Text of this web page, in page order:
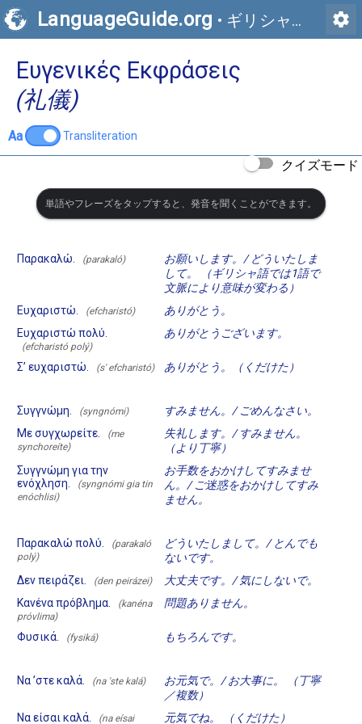
LanguageGuide.org • ギリシャ語の視覚語彙 settings
Ευγενικές Εκφράσεις
(礼儀)
クイズモード
Aa Transliteration
単語やフレーズをタップすると、発音を聞くことができます。
Παρακαλώ. (parakaló)
お願いします。/ どういたしま
して。 （ギリシャ語では1語で
文脈により意味が変わる）
Ευχαριστώ.
(efcharistó)
ありがとう。
Ευχαριστώ πολύ.
(efcharistó polý)
ありがとうございます。
Σ’ ευχαριστώ. (s' efcharistó) ありがとう。（くだけた）
Συγγνώμη. (syngnómi)
すみません。/ ごめんなさい。
Με συγχωρείτε.
(me
synchoreíte)
失礼します。/ すみません。
（より丁寧）
Συγγνώμη για την
ενόχληση.
(syngnómi gia tin
enóchlisi)
お手数をおかけしてすみませ
ん。/ ご迷惑をおかけしてすみ
ません。
Παρακαλώ πολύ.
(parakaló
polý)
どういたしまして。/ とんでも
ないです。
Δεν πειράζει.
(den peirázei)
大丈夫です。/ 気にしないで。
Κανένα πρόβλημα.
(kanéna
próvlima)
問題ありません。
Φυσικά. (fysiká) もちろんです。
Να ’στε καλά. (na 'ste kalá)
お元気で。/ お大事に。 （丁寧
／複数）
Να είσαι καλά.
(na eísai 元気でね。 （くだけた）